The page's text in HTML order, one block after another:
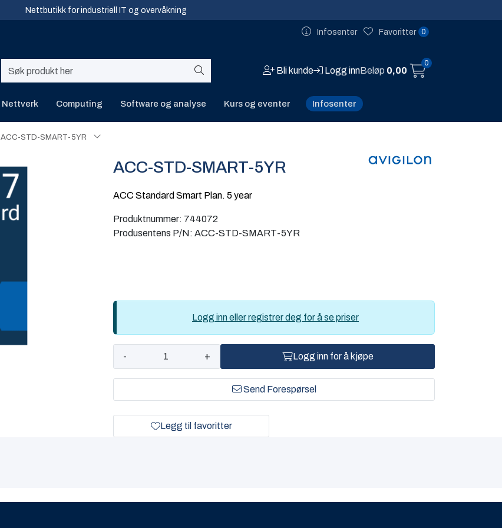
Nettbutikk for industriell IT og overvåkning
Infosenter 0
Favoritter
Bli kunde Logg innBeløp 0,00
0
Nettverk Computing Software og analyse Kurs og eventer Infosenter
ACC-STD-SMART-5YR
ACC-STD-SMART-5YR
ACC Standard Smart Plan. 5 year
Produktnummer: 744072
Produsentens P/N: ACC-STD-SMART-5YR
Logg inn eller registrer deg for å se priser
- + Logg inn for å kjøpe
Send Forespørsel
Legg til favoritter